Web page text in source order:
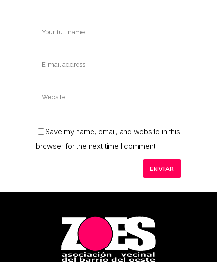
Save my name, email, and website in this
browser for the next time I comment.